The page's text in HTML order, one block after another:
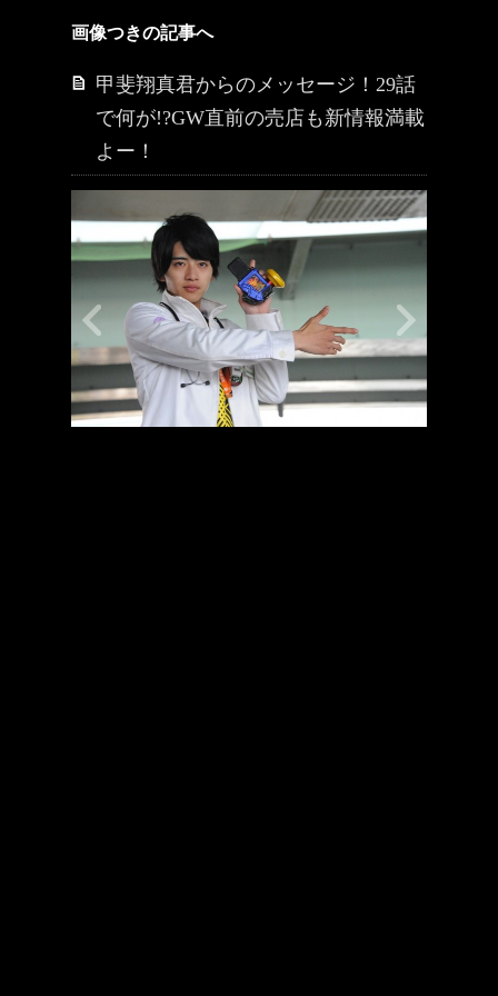
画像つきの記事へ
甲斐翔真君からのメッセージ！29話
で何が!?GW直前の売店も新情報満載
よー！